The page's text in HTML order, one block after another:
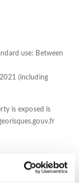
use: Between
(including
is exposed is